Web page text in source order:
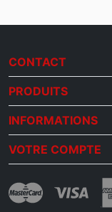
CONTACT
PRODUITS
INFORMATIONS
VOTRE COMPTE